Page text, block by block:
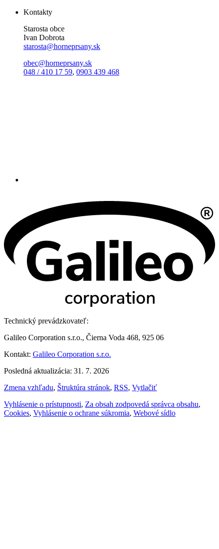
Kontakty
Starosta obce
Ivan Dobrota
starosta@horneprsany.sk
obec@horneprsany.sk
048 / 410 17 59, 0903 439 468
Technický prevádzkovateľ:
Galileo Corporation s.r.o., Čierna Voda 468, 925 06
Kontakt: Galileo Corporation s.r.o.
Posledná aktualizácia: 31. 7. 2026
Zmena vzhľadu, Štruktúra stránok, RSS, Vytlačiť
Vyhlásenie o prístupnosti, Za obsah zodpovedá správca obsahu,
Cookies, Vyhlásenie o ochrane súkromia, Webové sídlo